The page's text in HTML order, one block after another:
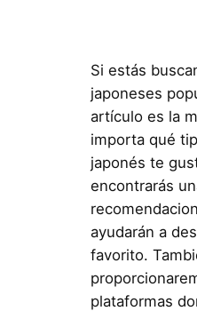
Si estás
japoneses
artículo es la
importa qué
japonés te
encontrarás
ayudarán a
favorito.
plataformas